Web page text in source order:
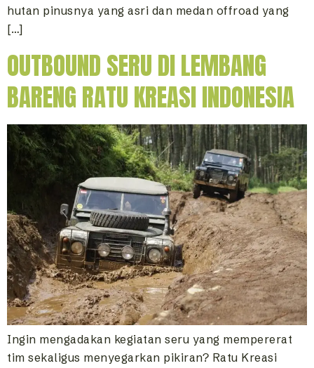
hutan pinusnya yang asri dan medan offroad yang
[…]
OUTBOUND SERU DI LEMBANG
BARENG RATU KREASI INDONESIA
Ingin mengadakan kegiatan seru yang mempererat
tim sekaligus menyegarkan pikiran? Ratu Kreasi